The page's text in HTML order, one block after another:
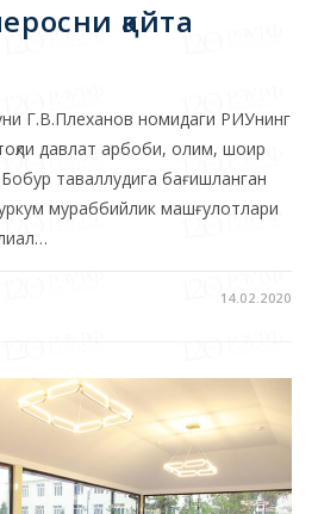
Г.В.Плеханов номидаги РИУнинг
таваллудига бағишланган
мураббийлик машғулотлари